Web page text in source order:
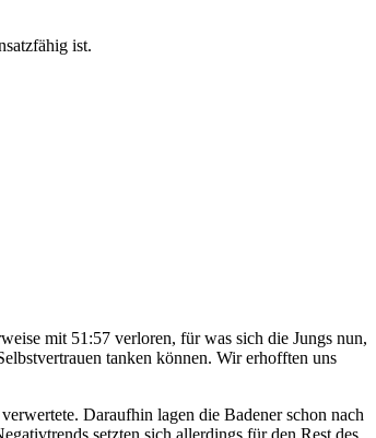
ist.
mit 51:57 verloren, für was sich die Jungs nun,
tanken können. Wir erhofften uns
Daraufhin lagen die Badener schon nach
setzten sich allerdings für den Rest des